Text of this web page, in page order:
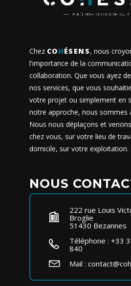
Chez COHÉSENS, nous
l'importance de la
collaboration. Que vous ayez
nos services, que vous
votre projet ou simplement en
notre approche, nous sommes
Nous nous déplaçons et
chez vous, sur votre lieu de
domicile, sur votre exploitation.
NOUS
222 rue Louis
Broglie
51430 Bezannes
Téléphone : +33
840
Mail :